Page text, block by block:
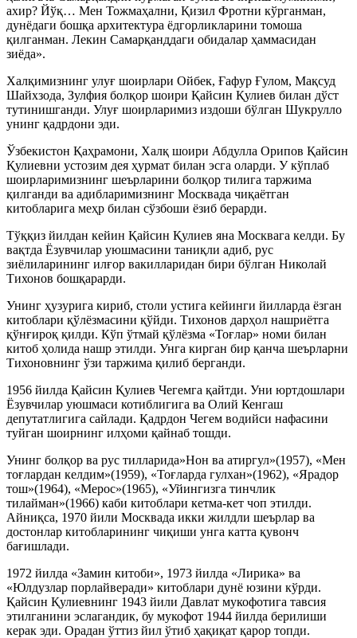
ахир? Йўқ… Мен Тожмаҳални, Қизил Фротни кўрганман,
дунёдаги бошқа архитектура ёдгорликларини томоша
қилганман. Лекин Самарқанддаги обидалар ҳаммасидан
зиёда».
Халқимизнинг улуғ шоирлари Ойбек, Ғафур Ғулом, Мақсуд
Шайхзода, Зулфия болқор шоири Қайсин Қулиев билан дўст
тутинишганди. Улуғ шоирларимиз издоши бўлган Шукрулло
унинг қадрдони эди.
Ўзбекистон Қаҳрамони, Халқ шоири Абдулла Орипов Қайсин
Қулиевни устозим дея ҳурмат билан эсга оларди. У кўплаб
шоирларимизнинг шеърларини болқор тилига таржима
қилганди ва адибларимизнинг Москвада чиқаётган
китобларига меҳр билан сўзбоши ёзиб берарди.
Тўққиз йилдан кейин Қайсин Қулиев яна Москвага келди. Бу
вақтда Ёзувчилар уюшмасини таниқли адиб, рус
зиёлиларининг илғор вакилларидан бири бўлган Николай
Тихонов бошқарарди.
Унинг ҳузурига кириб, столи устига кейинги йилларда ёзган
китоблари қўлёзмасини қўйди. Тихонов дарҳол нашриётга
қўнғироқ қилди. Кўп ўтмай қўлёзма «Тоғлар» номи билан
китоб ҳолида нашр этилди. Унга кирган бир қанча шеърларни
Тихоновнинг ўзи таржима қилиб берганди.
1956 йилда Қайсин Қулиев Чегемга қайтди. Уни юртдошлари
Ёзувчилар уюшмаси котиблигига ва Олий Кенгаш
депутатлигига сайлади. Қадрдон Чегем водийси нафасини
туйган шоирнинг илҳоми қайнаб тошди.
Унинг болқор ва рус тилларида»Нон ва атиргул»(1957), «Мен
тоғлардан келдим»(1959), «Тоғларда гулхан»(1962), «Ярадор
тош»(1964), «Мерос»(1965), «Уйингизга тинчлик
тилайман»(1966) каби китоблари кетма-кет чоп этилди.
Айниқса, 1970 йили Москвада икки жилдли шеърлар ва
достонлар китобларининг чиқиши унга катта қувонч
бағишлади.
1972 йилда «Замин китоби», 1973 йилда «Лирика» ва
«Юлдузлар порлайверади» китоблари дунё юзини кўрди.
Қайсин Қулиевнинг 1943 йили Давлат мукофотига тавсия
этилганини эслагандик, бу мукофот 1944 йилда берилиши
керак эди. Орадан ўттиз йил ўтиб ҳақиқат қарор топди.